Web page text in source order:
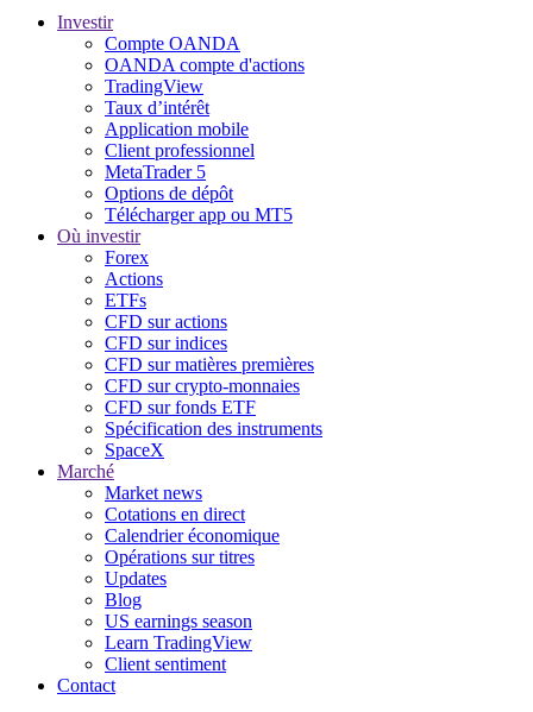
Investir
Compte OANDA
OANDA compte d'actions
TradingView
Taux d’intérêt
Application mobile
Client professionnel
MetaTrader 5
Options de dépôt
Télécharger app ou MT5
Où investir
Forex
Actions
ETFs
CFD sur actions
CFD sur indices
CFD sur matières premières
CFD sur crypto-monnaies
CFD sur fonds ETF
Spécification des instruments
SpaceX
Marché
Market news
Cotations en direct
Calendrier économique
Opérations sur titres
Updates
Blog
US earnings season
Learn TradingView
Client sentiment
Contact